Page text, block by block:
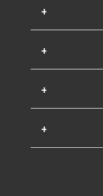
+
+
+
+